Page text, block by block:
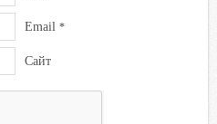
Email *
Сайт